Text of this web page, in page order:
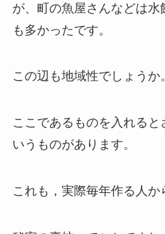
が、町の魚屋さんなどは水
も多かったです。
この辺も地域性でしょうか。
ここであるものを入れると
いうものがあります。
これも，実際毎年作る人か